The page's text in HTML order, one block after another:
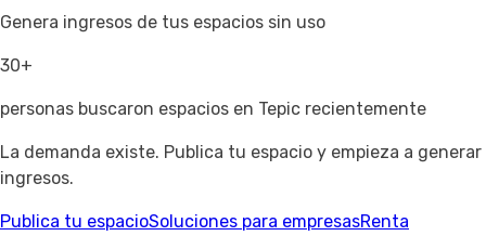
Genera ingresos de tus espacios sin uso
30+
personas buscaron espacios en Tepic recientemente
La demanda existe. Publica tu espacio y empieza a generar
ingresos.
Publica tu espacioSoluciones para empresasRenta